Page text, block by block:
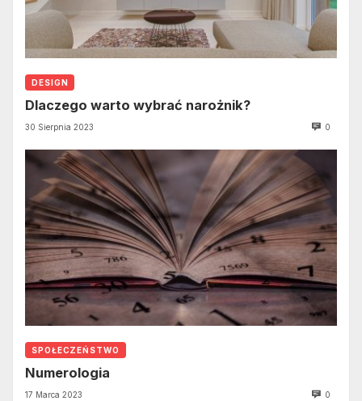
DESIGN
Dlaczego warto wybrać narożnik?
30 Sierpnia 2023 0
SPOŁECZEŃSTWO
Numerologia
17 Marca 2023 0